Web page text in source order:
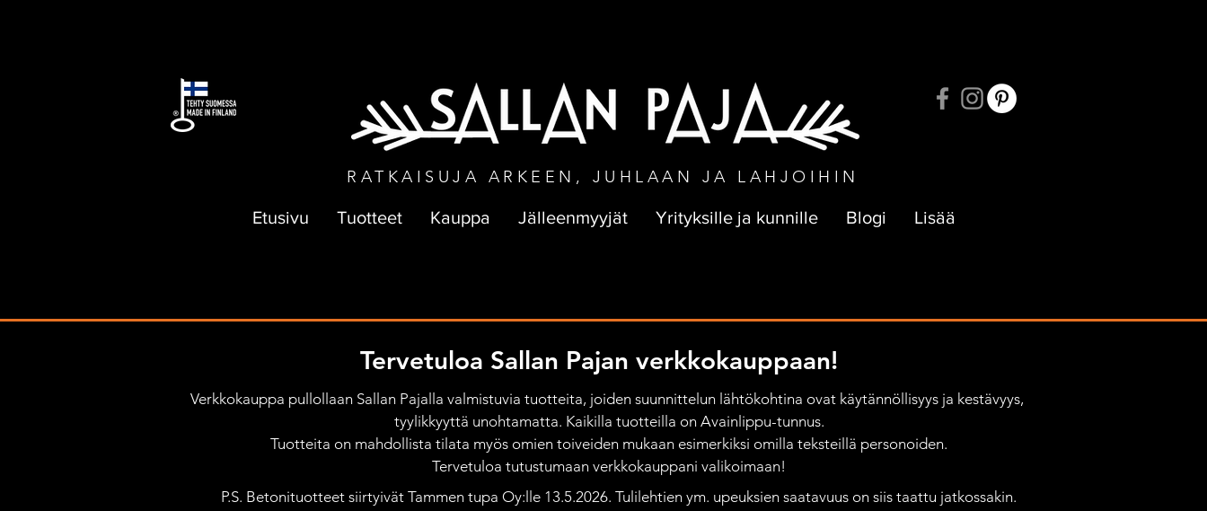
RATKAISUJA ARKEEN, JUHLAAN JA LAHJOIHIN
Etusivu Tuotteet Kauppa Jälleenmyyjät Yrityksille ja kunnille Blogi Lisää
Tervetuloa Sallan Pajan verkkokauppaan!
Verkkokauppa pullollaan Sallan Pajalla valmistuvia tuotteita, joiden suunnittelun lähtökohtina ovat käytännöllisyys ja kestävyys,
tyylikkyyttä unohtamatta. Kaikilla tuotteilla on Avainlippu-tunnus.
Tuotteita on mahdollista tilata myös omien toiveiden mukaan esimerkiksi omilla teksteillä personoiden.
Tervetuloa tutustumaan verkkokauppani valikoimaan!
P.S. Betonituotteet siirtyivät Tammen tupa Oy:lle 13.5.2026. Tulilehtien ym. upeuksien saatavuus on siis taattu jatkossakin.